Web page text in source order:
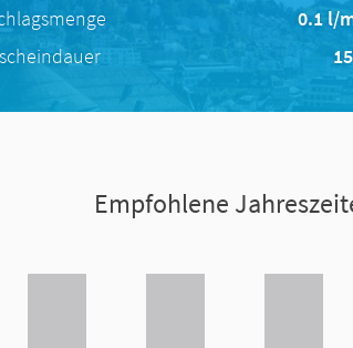
0.1 l/
Empfohlene